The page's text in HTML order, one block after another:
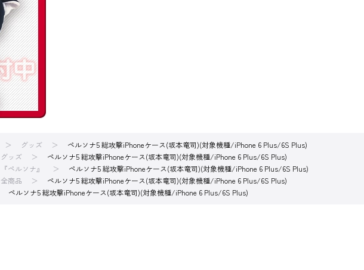
グッズ
ペルソナ5 総攻撃iPhoneケース(坂本竜司)(対象機種/iPhone 6 Plus/6S Plus)
グッズ
ペルソナ5 総攻撃iPhoneケース(坂本竜司)(対象機種/iPhone 6 Plus/6S Plus)
『ペルソナ』
ペルソナ5 総攻撃iPhoneケース(坂本竜司)(対象機種/iPhone 6 Plus/6S Plus)
全商品
ペルソナ5 総攻撃iPhoneケース(坂本竜司)(対象機種/iPhone 6 Plus/6S Plus)
ペルソナ5 総攻撃iPhoneケース(坂本竜司)(対象機種/iPhone 6 Plus/6S Plus)